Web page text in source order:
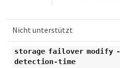
Nicht unterstützt
storage failover modify -
detection-time